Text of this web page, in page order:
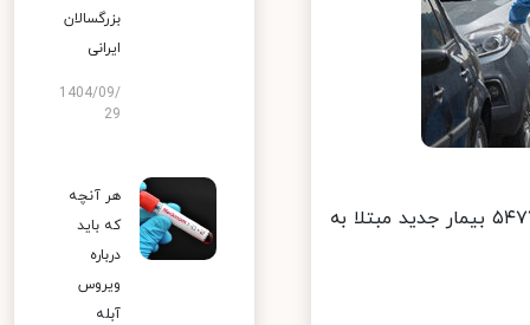
از دیروز تا امروز ۱۶ مردادماه ۱۴۰۱ و بر اساس معیارهای قطعی تشخیصی، ۵۴۷۷ بیمار جدید مبتلا به
بزرگسالان
ایرانی
1404/09/
29
هر آنچه
که باید
درباره
ویروس
آبله